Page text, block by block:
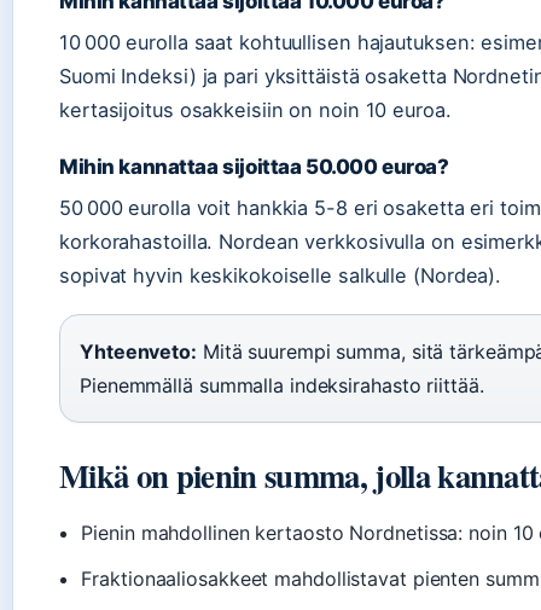
10 000 eurolla saat kohtuullisen hajautuksen:
Suomi Indeksi) ja pari yksittäistä osaketta
kertasijoitus osakkeisiin on noin 10 euroa.
Mihin kannattaa sijoittaa 50.000 euroa?
50 000 eurolla voit hankkia 5-8 eri osaketta eri
korkorahastoilla. Nordean verkkosivulla on
sopivat hyvin keskikokoiselle salkulle (Nordea).
Yhteenveto: Mitä suurempi summa, sitä
Pienemmällä summalla indeksirahasto riittää.
Mikä on pienin summa, jolla
Pienin mahdollinen kertaosto Nordnetissa: noin
Fraktionaaliosakkeet mahdollistavat pienten